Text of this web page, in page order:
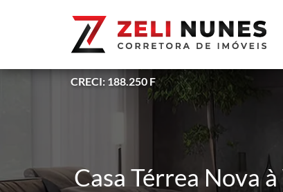
CRECI: 188.250 F
Casa Térrea Nova